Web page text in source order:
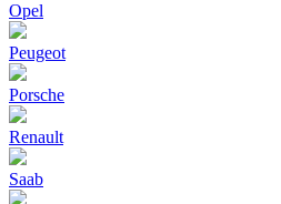
Opel
Peugeot
Porsche
Renault
Saab